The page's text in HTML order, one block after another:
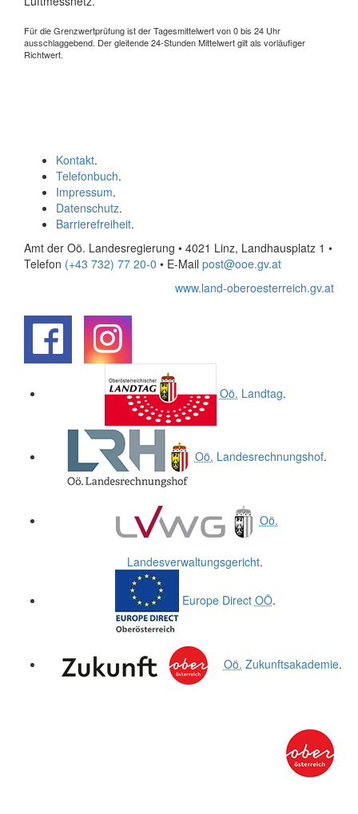
Für die Grenzwertprüfung ist der Tagesmittelwert von 0 bis 24 Uhr
ausschlaggebend. Der gleitende 24-Stunden Mittelwert gilt als vorläufiger
Richtwert.
Kontakt.
Telefonbuch.
Impressum.
Datenschutz.
Barrierefreiheit.
Amt der Oö. Landesregierung • 4021 Linz, Landhausplatz 1 •
Telefon (+43 732) 77 20-0 • E-Mail post@ooe.gv.at
www.land-oberoesterreich.gv.at
Oö. Landtag.
Oö. Landesrechnungshof.
Oö.
Landesverwaltungsgericht.
Europe Direct OÖ.
Oö. Zukunftsakademie.